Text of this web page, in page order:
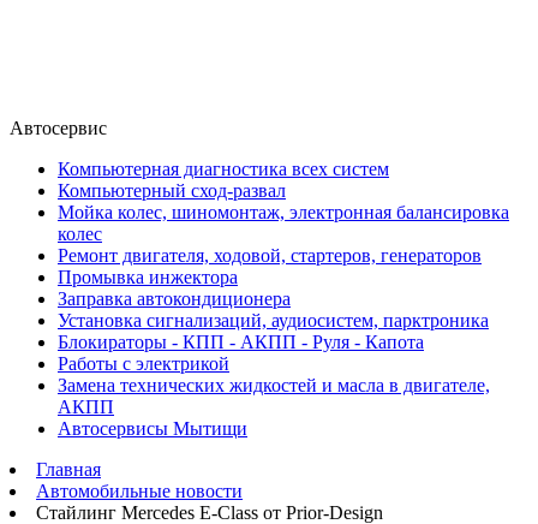
Автосервис
Компьютерная диагностика всех систем
Компьютерный сход-развал
Мойка колес, шиномонтаж, электронная балансировка
колес
Ремонт двигателя, ходовой, стартеров, генераторов
Промывка инжектора
Заправка автокондиционера
Установка сигнализаций, аудиосистем, парктроника
Блокираторы - КПП - АКПП - Руля - Капота
Работы с электрикой
Замена технических жидкостей и масла в двигателе,
АКПП
Автосервисы Мытищи
Главная
Автомобильные новости
Стайлинг Mercedes E-Class от Prior-Design